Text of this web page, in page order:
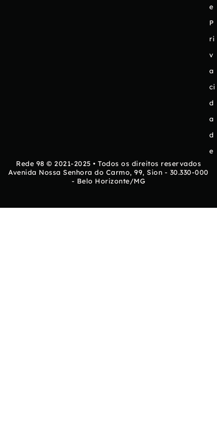
e
P
ri
v
a
ci
d
a
d
e
Rede 98 © 2021-2025 • Todos os direitos reservados
Avenida Nossa Senhora do Carmo, 99, Sion - 30.330-000
- Belo Horizonte/MG